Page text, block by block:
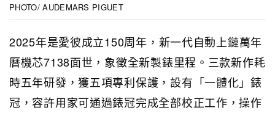
PHOTO/ AUDEMARS PIGUET
2025年是愛彼成立150周年，新一代自動上鏈萬年
曆機芯7138面世，象徵全新製錶里程。三款新作耗
時五年研發，獲五項專利保護，設有「一體化」錶
冠，容許用家可通過錶冠完成全部校正工作，操作